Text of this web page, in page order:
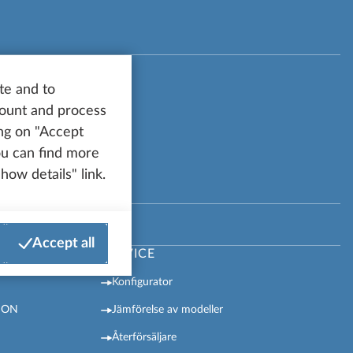
and to
and process
on "Accept
can find more
details" link.
Accept all
SERVICE
Konfigurator
Jämförelse av modeller
Återförsäljare